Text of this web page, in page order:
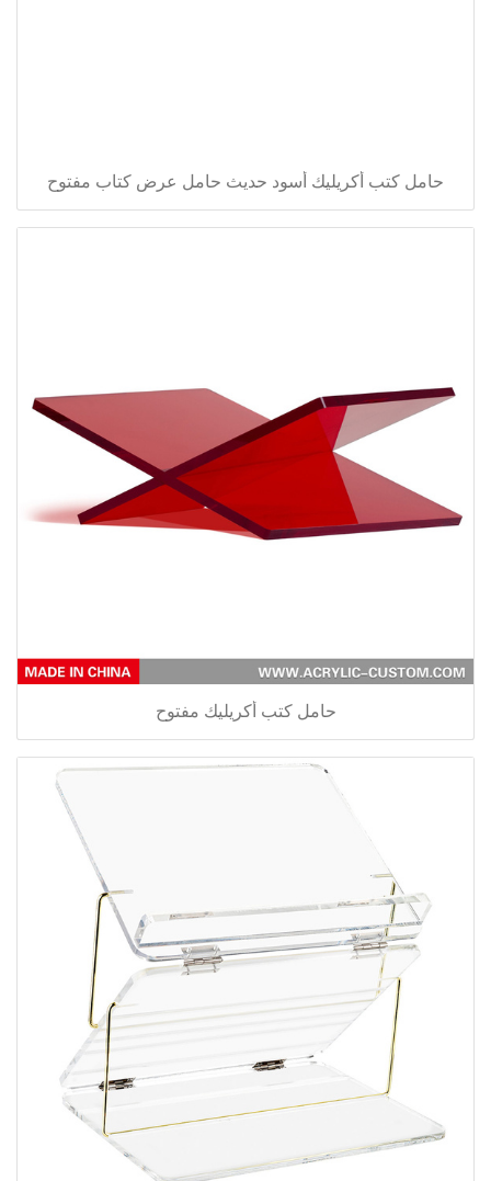
حامل كتب أكريليك أسود حديث حامل عرض كتاب مفتوح
حامل كتب أكريليك مفتوح